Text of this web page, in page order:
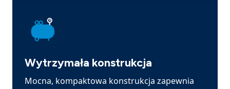
Wytrzymała konstrukcja
Mocna, kompaktowa konstrukcja zapewnia